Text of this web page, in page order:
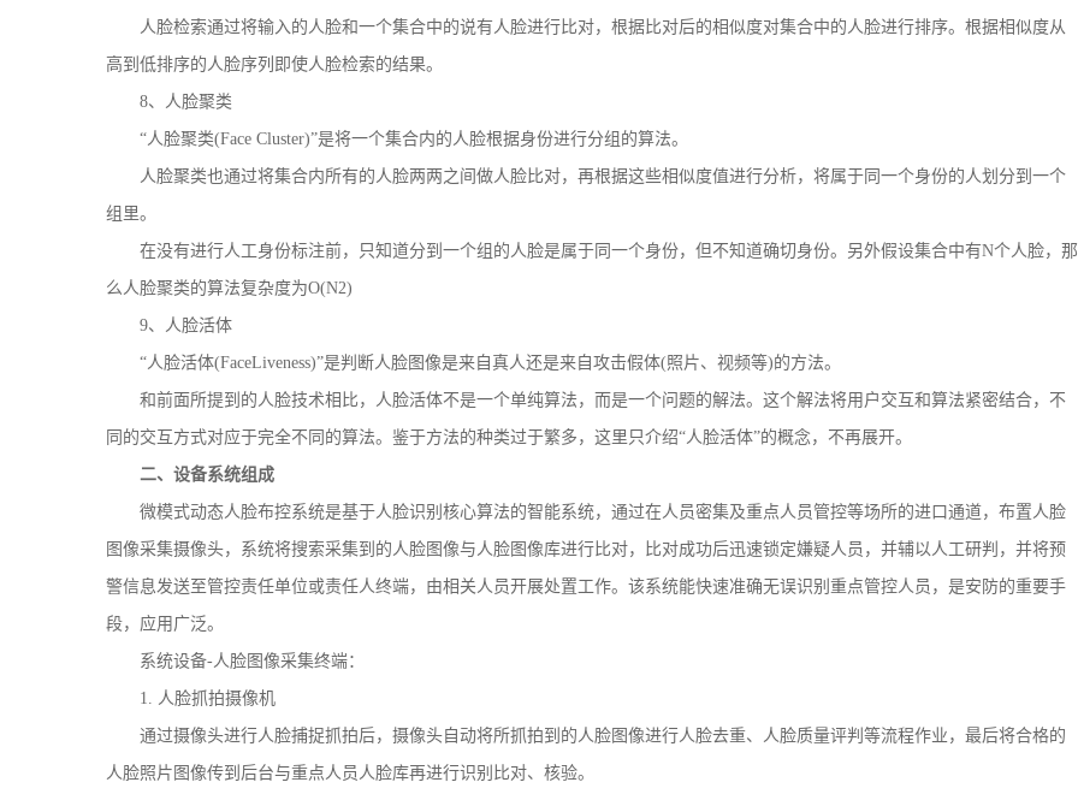
人脸检索通过将输入的人脸和一个集合中的说有人脸进行比对，根据比对后的相似度对集合中的人脸进行排序。根据相似度从
高到低排序的人脸序列即使人脸检索的结果。
8、人脸聚类
“人脸聚类(Face Cluster)”是将一个集合内的人脸根据身份进行分组的算法。
人脸聚类也通过将集合内所有的人脸两两之间做人脸比对，再根据这些相似度值进行分析，将属于同一个身份的人划分到一个
组里。
在没有进行人工身份标注前，只知道分到一个组的人脸是属于同一个身份，但不知道确切身份。另外假设集合中有N个人脸，那
么人脸聚类的算法复杂度为O(N2)
9、人脸活体
“人脸活体(FaceLiveness)”是判断人脸图像是来自真人还是来自攻击假体(照片、视频等)的方法。
和前面所提到的人脸技术相比，人脸活体不是一个单纯算法，而是一个问题的解法。这个解法将用户交互和算法紧密结合，不
同的交互方式对应于完全不同的算法。鉴于方法的种类过于繁多，这里只介绍“人脸活体”的概念，不再展开。
二、设备系统组成
微模式动态人脸布控系统是基于人脸识别核心算法的智能系统，通过在人员密集及重点人员管控等场所的进口通道，布置人脸
图像采集摄像头，系统将搜索采集到的人脸图像与人脸图像库进行比对，比对成功后迅速锁定嫌疑人员，并辅以人工研判，并将预
警信息发送至管控责任单位或责任人终端，由相关人员开展处置工作。该系统能快速准确无误识别重点管控人员，是安防的重要手
段，应用广泛。
系统设备-人脸图像采集终端：
1. 人脸抓拍摄像机
通过摄像头进行人脸捕捉抓拍后，摄像头自动将所抓拍到的人脸图像进行人脸去重、人脸质量评判等流程作业，最后将合格的
人脸照片图像传到后台与重点人员人脸库再进行识别比对、核验。